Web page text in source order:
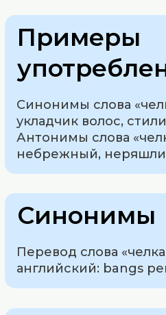
Примеры
Синонимы слова
укладчик волос,
Антонимы слова
небрежный,
Синонимы
Перевод слова
английский: bangs